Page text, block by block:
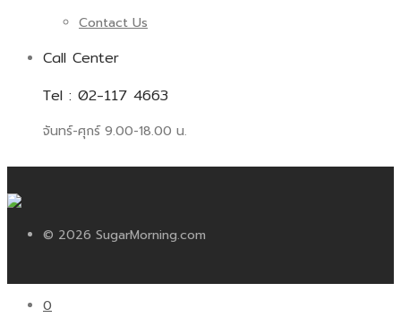
Contact Us
Call Center
Tel : 02-117 4663
จันทร์-ศุกร์ 9.00-18.00 น.
© 2026 SugarMorning.com
0